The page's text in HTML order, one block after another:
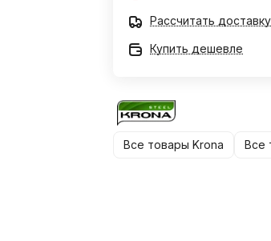
Рассчитать доставку
Купить дешевле
Все товары Krona Все